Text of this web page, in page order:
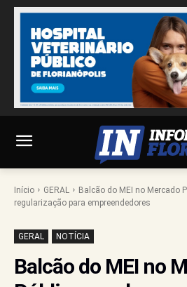
Início GERAL
Balcão do MEI no Mercado
regularização para empreendedores
GERAL NOTÍCIA
Balcão do MEI no